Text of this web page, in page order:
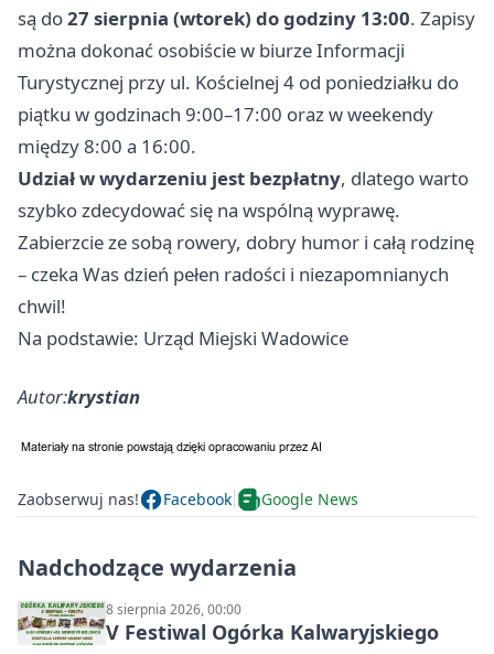
są do27 sierpnia (wtorek) do godziny 13:00. Zapisy
można dokonać osobiście w biurze Informacji
Turystycznej przy ul. Kościelnej 4 od poniedziałku do
piątku w godzinach 9:00–17:00 oraz w weekendy
między 8:00 a 16:00.
Udział w wydarzeniu jest bezpłatny, dlatego warto
szybko zdecydować się na wspólną wyprawę.
Zabierzcie ze sobą rowery, dobry humor i całą rodzinę
– czeka Was dzień pełen radości i niezapomnianych
chwil!
Na podstawie: Urząd Miejski Wadowice
Autor:krystian
Zaobserwuj nas! Facebook Google News
Nadchodzące wydarzenia
8 sierpnia 2026, 00:00
V Festiwal Ogórka Kalwaryjskiego